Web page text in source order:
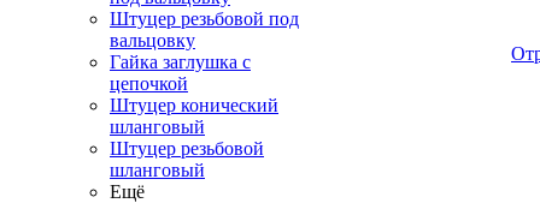
Штуцер резьбовой под
вальцовку
Гайка заглушка с
цепочкой
Штуцер конический
шланговый
Штуцер резьбовой
шланговый
Ещё